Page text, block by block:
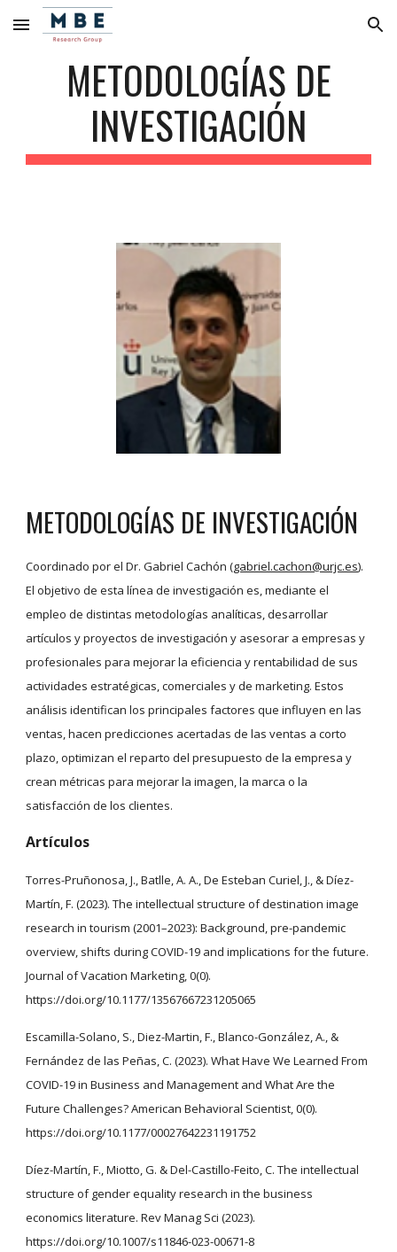
Skip to main content Skip to navigation
METODOLOGÍAS DE
INVESTIGACIÓN
METODOLOGÍAS DE INVESTIGACIÓN
Coordinado por el Dr. Gabriel Cachón (gabriel.cachon@urjc.es).
El objetivo de esta línea de investigación es, mediante el
empleo de distintas metodologías analíticas, desarrollar
artículos y proyectos de investigación y asesorar a empresas y
profesionales para mejorar la eficiencia y rentabilidad de sus
actividades estratégicas, comerciales y de marketing. Estos
análisis identifican los principales factores que influyen en las
ventas, hacen predicciones acertadas de las ventas a corto
plazo, optimizan el reparto del presupuesto de la empresa y
crean métricas para mejorar la imagen, la marca o la
satisfacción de los clientes.
Artículos
Torres-Pruñonosa, J., Batlle, A. A., De Esteban Curiel, J., & Díez-
Martín, F. (2023). The intellectual structure of destination image
research in tourism (2001–2023): Background, pre-pandemic
overview, shifts during COVID-19 and implications for the future.
Journal of Vacation Marketing, 0(0).
https://doi.org/10.1177/13567667231205065
Escamilla-Solano, S., Diez-Martin, F., Blanco-González, A., &
Fernández de las Peñas, C. (2023). What Have We Learned From
COVID-19 in Business and Management and What Are the
Future Challenges? American Behavioral Scientist, 0(0).
https://doi.org/10.1177/00027642231191752
Díez-Martín, F., Miotto, G. & Del-Castillo-Feito, C. The intellectual
structure of gender equality research in the business
economics literature. Rev Manag Sci (2023).
https://doi.org/10.1007/s11846-023-00671-8